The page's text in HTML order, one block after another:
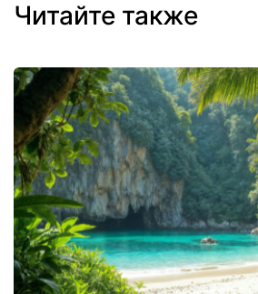
Читайте также